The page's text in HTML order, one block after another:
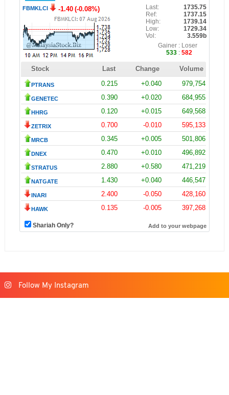
Follow My Instagram